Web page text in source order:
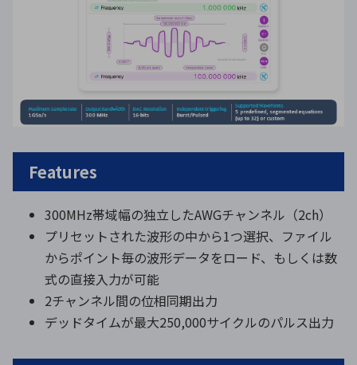
Features
300MHz帯域幅の独立したAWGチャンネル（2ch）
プリセットされた波形の中から1つ選択、ファイル
からポイント毎の波形データをロード、もしくは数
式の直接入力が可能
2チャンネル間の位相同期出力
デッドタイムが最大250,000サイクルのパルス出力